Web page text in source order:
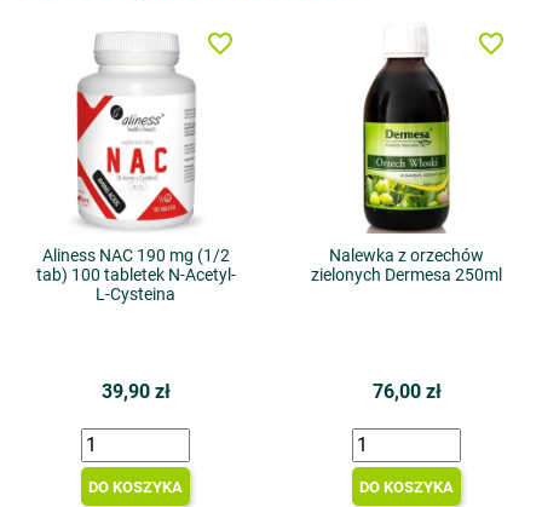
Aliness NAC 190 mg (1/2
tab) 100 tabletek N-Acetyl-
L-Cysteina
39,90 zł
DO KOSZYKA
favorite_border
Nalewka z orzechów
zielonych Dermesa 250ml
76,00 zł
DO KOSZYKA
favorite_border